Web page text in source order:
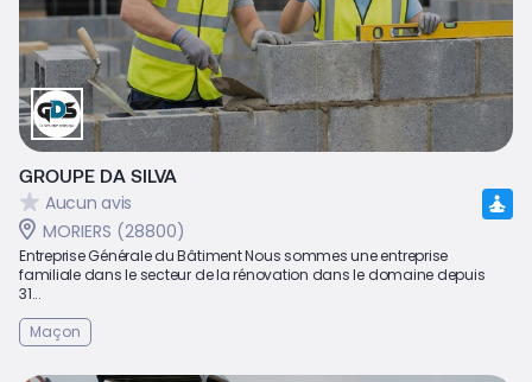
GROUPE DA SILVA
Aucun avis
MORIERS (28800)
Entreprise Générale du Bâtiment Nous sommes une entreprise
familiale dans le secteur de la rénovation dans le domaine depuis
31...
Maçon